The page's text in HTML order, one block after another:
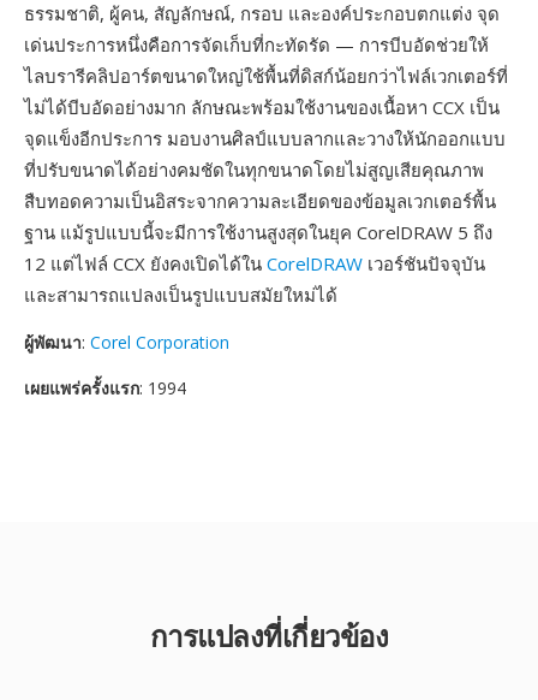
ธรรมชาติ, ผู้คน, สัญลักษณ์, กรอบ และองค์ประกอบตกแต่ง จุด
เด่นประการหนึ่งคือการจัดเก็บที่กะทัดรัด — การบีบอัดช่วยให้
ไลบรารีคลิปอาร์ตขนาดใหญ่ใช้พื้นที่ดิสก์น้อยกว่าไฟล์เวกเตอร์ที่
ไม่ได้บีบอัดอย่างมาก ลักษณะพร้อมใช้งานของเนื้อหา CCX เป็น
จุดแข็งอีกประการ มอบงานศิลป์แบบลากและวางให้นักออกแบบ
ที่ปรับขนาดได้อย่างคมชัดในทุกขนาดโดยไม่สูญเสียคุณภาพ
สืบทอดความเป็นอิสระจากความละเอียดของข้อมูลเวกเตอร์พื้น
ฐาน แม้รูปแบบนี้จะมีการใช้งานสูงสุดในยุค CorelDRAW 5 ถึง
12 แต่ไฟล์ CCX ยังคงเปิดได้ใน CorelDRAW เวอร์ชันปัจจุบัน
และสามารถแปลงเป็นรูปแบบสมัยใหม่ได้
ผู้พัฒนา: Corel Corporation
เผยแพร่ครั้งแรก: 1994
การแปลงที่เกี่ยวข้อง